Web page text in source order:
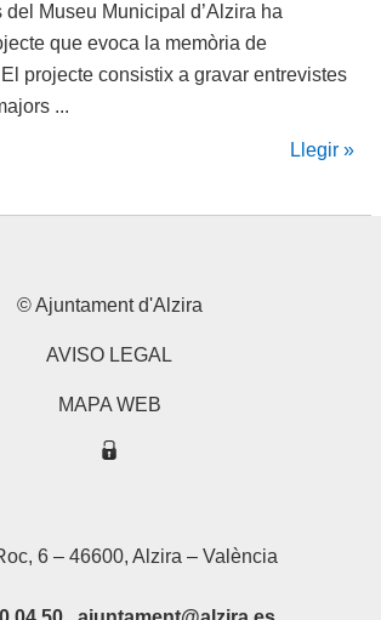
del Museu Municipal d’Alzira ha
que evoca la memòria de
projecte consistix a gravar entrevistes
...
Llegir »
© Ajuntament d'Alzira
AVISO LEGAL
MAPA WEB
6 – 46600, Alzira – València